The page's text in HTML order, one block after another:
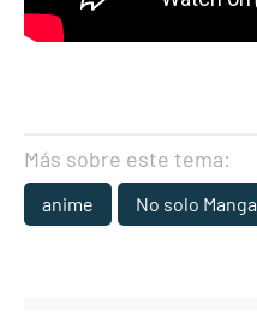
Más sobre este tema:
anime No solo Manga